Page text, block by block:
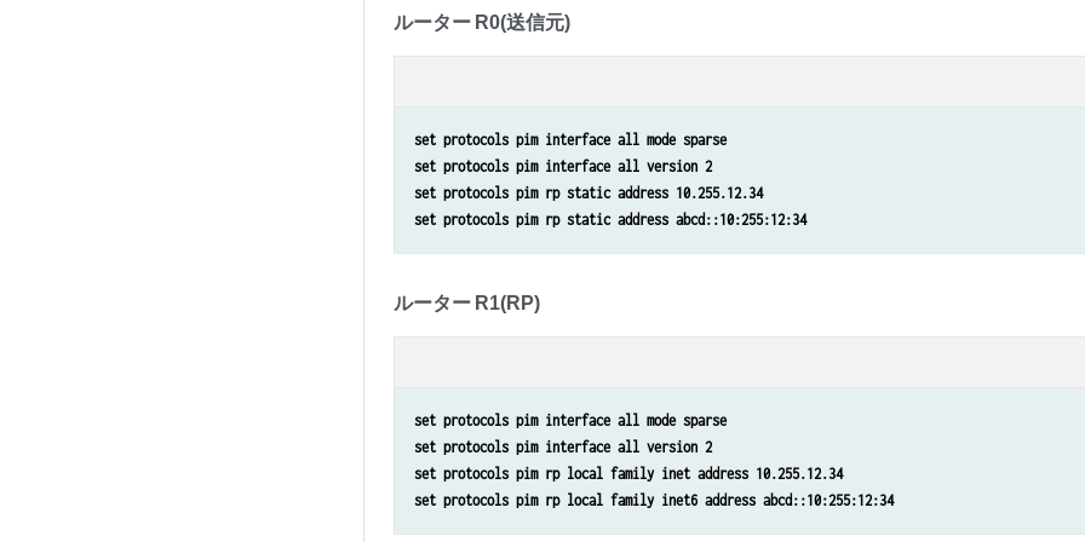
ルーター R0(送信元)
set protocols pim interface all mode sparse
set protocols pim interface all version 2
set protocols pim rp static address 10.255.12.34
set protocols pim rp static address abcd::10:255:12:34
ルーター R1(RP)
set protocols pim interface all mode sparse
set protocols pim interface all version 2
set protocols pim rp local family inet address 10.255.12.34
set protocols pim rp local family inet6 address abcd::10:255:12:34